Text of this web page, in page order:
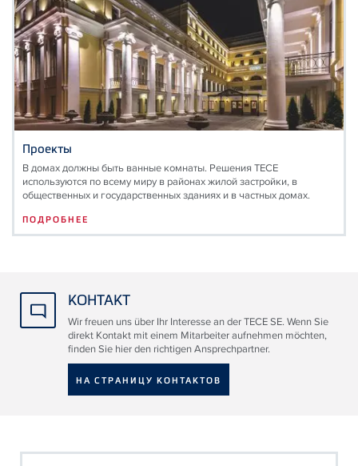
Проекты
В домах должны быть ванные комнаты. Решения TECE
используются по всему миру в районах жилой застройки, в
общественных и государственных зданиях и в частных домах.
ПОДРОБНЕЕ
КОНТАКТ
Wir freuen uns über Ihr Interesse an der TECE SE. Wenn Sie
direkt Kontakt mit einem Mitarbeiter aufnehmen möchten,
finden Sie hier den richtigen Ansprechpartner.
НА СТРАНИЦУ КОНТАКТОВ